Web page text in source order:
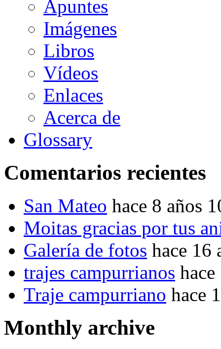
Apuntes
Imágenes
Libros
Vídeos
Enlaces
Acerca de
Glossary
Comentarios recientes
San Mateo hace 8 años
Moitas gracias por tus
Galería de fotos hace 16
trajes campurrianos
Traje campurriano hace
Monthly archive